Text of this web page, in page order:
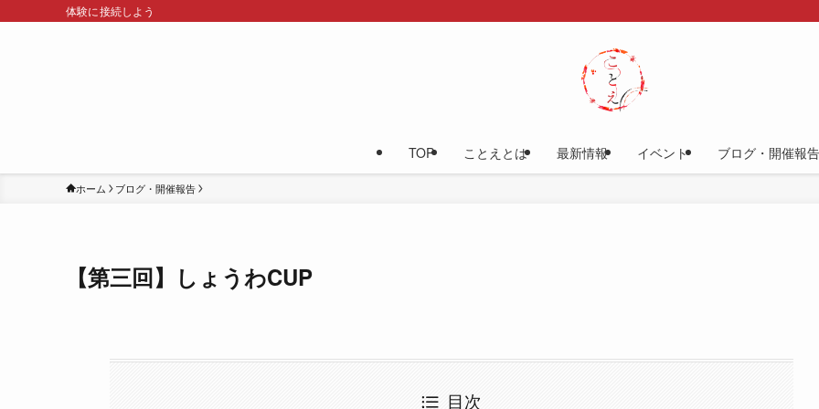
体験に接続しよう
TOP ことえとは 最新情報 イベント ブログ・開催報告
ホーム ブログ・開催報告
【第三回】しょうわCUP
目次